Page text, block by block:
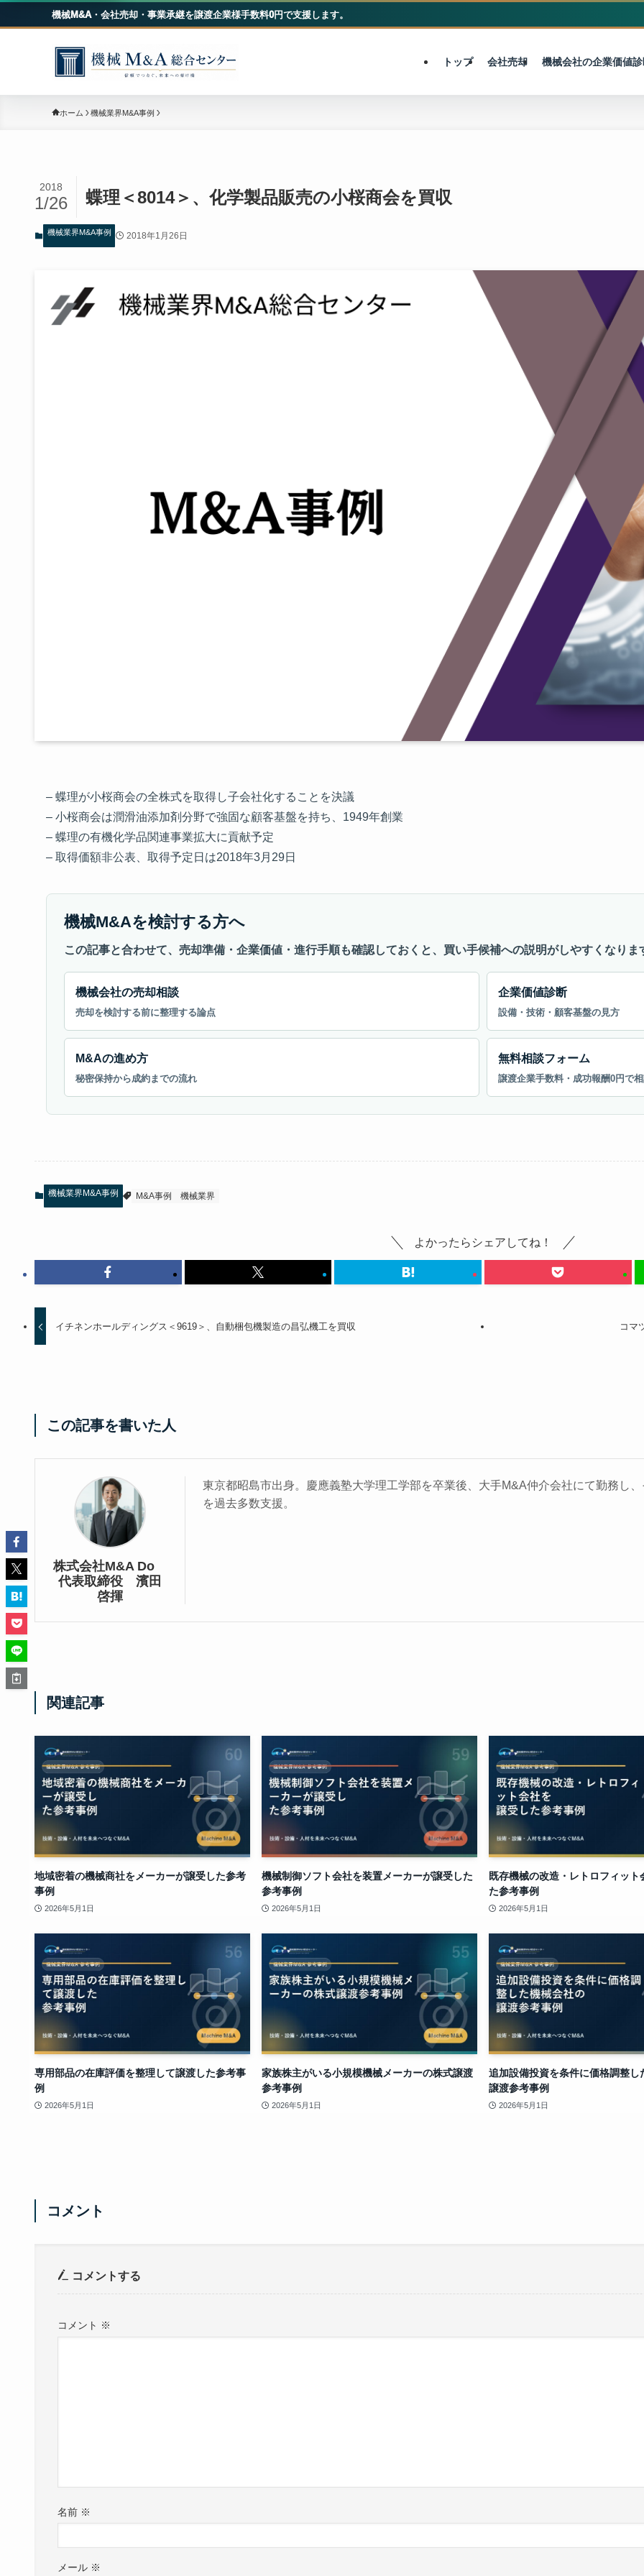
機械M&A・会社売却・事業承継を譲渡企業様手数料0円で支援します。
トップ 会社売却 機械会社の企業価値
ホーム 機械業界M&A事例
蝶理＜8014＞、化学製品販売の小桜商会を買収
2018
1/26
機械業界M&A事例 2018年1月26日
– 蝶理が小桜商会の全株式を取得し子会社化することを決議
– 小桜商会は潤滑油添加剤分野で強固な顧客基盤を持ち、1949年創業
– 蝶理の有機化学品関連事業拡大に貢献予定
– 取得価額非公表、取得予定日は2018年3月29日
機械M&Aを検討する方へ
この記事と合わせて、売却準備・企業価値・進行手順も確認しておくと、買い手候補への説明がしやすくなりま
機械会社の売却相談
売却を検討する前に整理する論点
企業価値診断
設備・技術・顧客基盤の見方
M&Aの進め方
秘密保持から成約までの流れ
無料相談フォーム
譲渡企業手数料・成功報酬0円で
機械業界M&A事例 M&A事例 機械業界
よかったらシェアしてね！
イチネンホールディングス＜9619＞、自動梱包機製造の昌弘機工を買収 コマ
この記事を書いた人
株式会社M&A Do
代表取締役 濱田
啓揮
東京都昭島市出身。慶應義塾大学理工学部を卒業後、大手M&A仲介会社にて勤務し
を過去多数支援。
関連記事
地域密着の機械商社をメーカーが譲受した参考
事例
2026年5月1日
機械制御ソフト会社を装置メーカーが譲受した
参考事例
2026年5月1日
既存機械の改造・レトロフィット
た参考事例
2026年5月1日
専用部品の在庫評価を整理して譲渡した参考事
例
2026年5月1日
家族株主がいる小規模機械メーカーの株式譲渡
参考事例
2026年5月1日
追加設備投資を条件に価格調整し
譲渡参考事例
2026年5月1日
コメント
コメントする
コメント ※
名前 ※
メール ※